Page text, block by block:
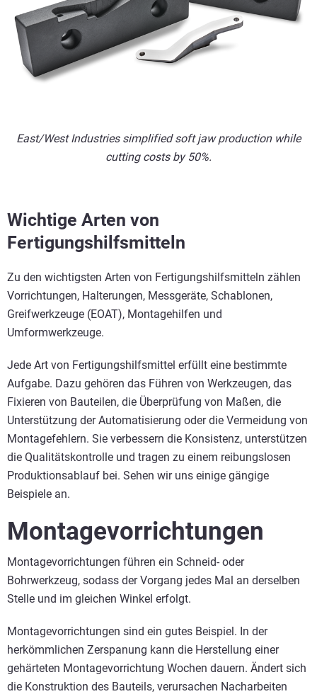
East/West Industries simplified soft jaw production while
cutting costs by 50%.
Wichtige Arten von
Fertigungshilfsmitteln
Zu den wichtigsten Arten von Fertigungshilfsmitteln zählen
Vorrichtungen, Halterungen, Messgeräte, Schablonen,
Greifwerkzeuge (EOAT), Montagehilfen und
Umformwerkzeuge.
Jede Art von Fertigungshilfsmittel erfüllt eine bestimmte
Aufgabe. Dazu gehören das Führen von Werkzeugen, das
Fixieren von Bauteilen, die Überprüfung von Maßen, die
Unterstützung der Automatisierung oder die Vermeidung von
Montagefehlern. Sie verbessern die Konsistenz, unterstützen
die Qualitätskontrolle und tragen zu einem reibungslosen
Produktionsablauf bei. Sehen wir uns einige gängige
Beispiele an.
Montagevorrichtungen
Montagevorrichtungen führen ein Schneid- oder
Bohrwerkzeug, sodass der Vorgang jedes Mal an derselben
Stelle und im gleichen Winkel erfolgt.
Montagevorrichtungen sind ein gutes Beispiel. In der
herkömmlichen Zerspanung kann die Herstellung einer
gehärteten Montagevorrichtung Wochen dauern. Ändert sich
die Konstruktion des Bauteils, verursachen Nacharbeiten